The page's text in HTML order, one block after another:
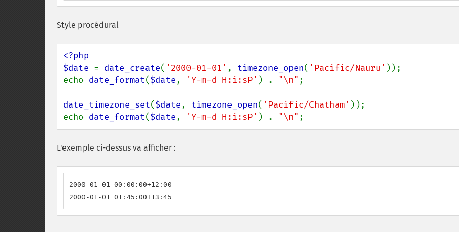
Style procédural
<?php
$date = date_create( '2000-01-01' , timezone_open( 'Pacific/Nauru' ));
echo date_format($date, 'Y-m-d H:i:sP' ) . "\n" ;
date_timezone_set($date, timezone_open( 'Pacific/Chatham' ));
echo date_format($date, 'Y-m-d H:i:sP' ) . "\n" ;
L'exemple ci-dessus va afficher :
2000-01-01 00:00:00+12:00
2000-01-01 01:45:00+13:45